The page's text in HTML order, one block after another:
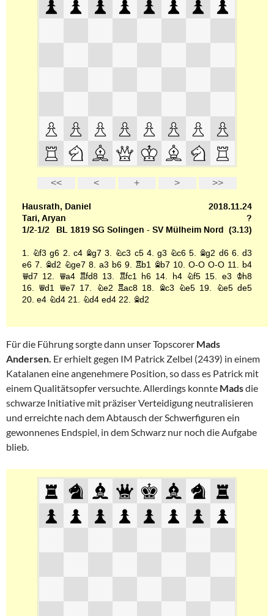
Für die Führung sorgte dann unser Topscorer Mads
Andersen. Er erhielt gegen IM Patrick Zelbel (2439) in einem
Katalanen eine angenehmere Position, so dass es Patrick mit
einem Qualitätsopfer versuchte. Allerdings konnte Madsdie
schwarze Initiative mit präziser Verteidigung neutralisieren
und erreichte nach dem Abtausch der Schwerfiguren ein
gewonnenes Endspiel, in dem Schwarz nur noch die Aufgabe
blieb.